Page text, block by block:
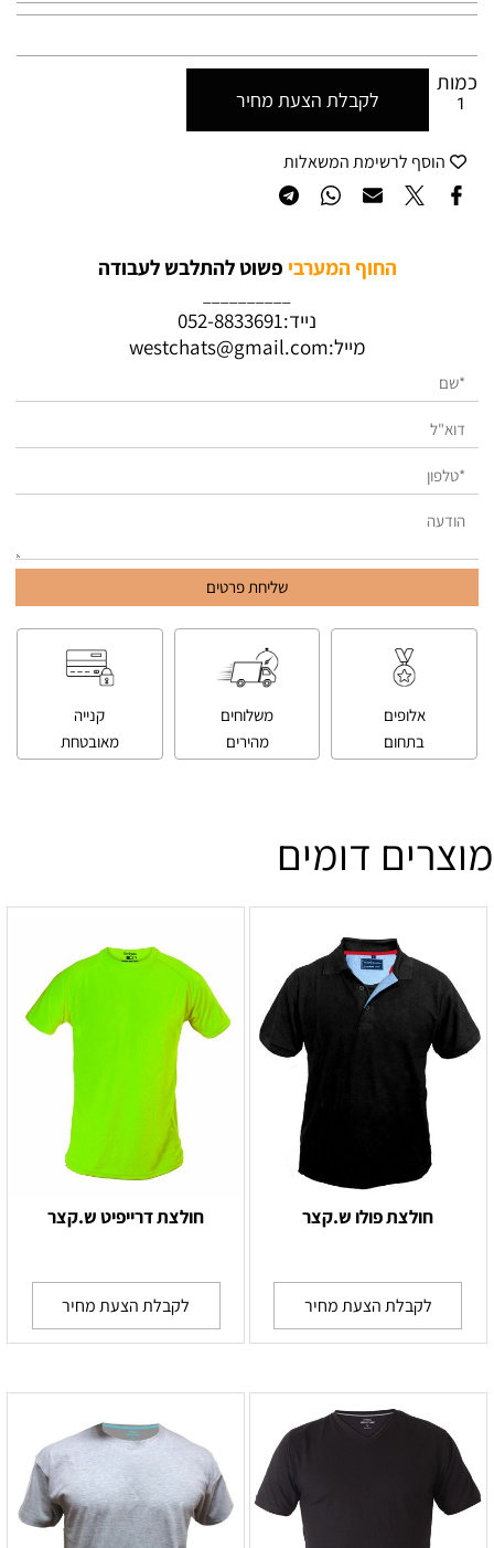
כמות
לקבלת הצעת מחיר
הוסף לרשימת המשאלות
החוף המערבי פשוט להתלבש לעבודה
נייד:052-8833691
מייל:westchats@gmail.com
אלופים
בתחום
משלוחים
מהירים
קנייה
מאובטחת
מוצרים דומים
חולצת פולו ש.קצר
לקבלת הצעת מחיר
חולצת דרייפיט ש.קצר
לקבלת הצעת מחיר